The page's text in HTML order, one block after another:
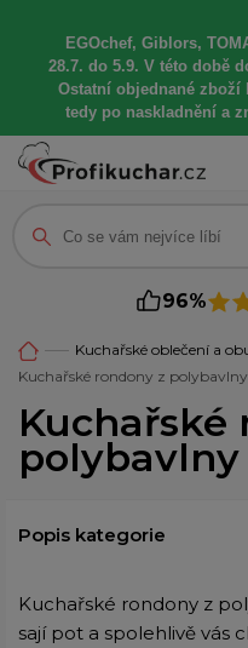
EGOchef, Giblors,
28.7. do 5.9. V této době
Ostatní objednané zboží
tedy po naskladnění a
96%
Kuchařské oblečení a
Kuchařské rondony z polybavlny
Kuchařské
polybavlny
Popis kategorie
Kuchařské rondony z
sají pot a spolehlivě vás